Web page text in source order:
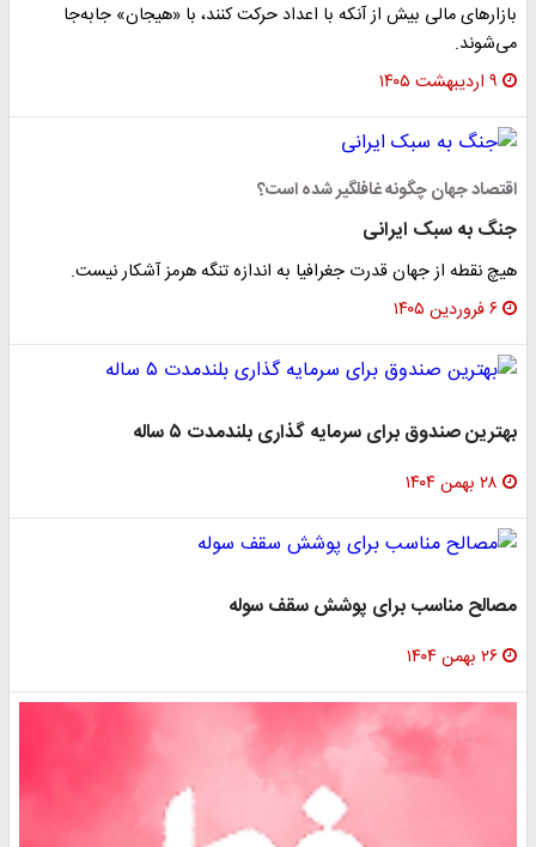
بازارهای مالی بیش از آنکه با اعداد حرکت کنند، با «هیجان» جابه‌جا
می‌شوند.
۹ اردیبهشت ۱۴۰۵
اقتصاد جهان چگونه غافلگیر شده است؟
جنگ به سبک ایرانی
هیچ‌ نقطه از جهان قدرت جغرافیا به اندازه تنگه هرمز آشکار نیست.
۶ فروردین ۱۴۰۵
بهترین صندوق برای سرمایه گذاری بلندمدت ۵ ساله
۲۸ بهمن ۱۴۰۴
مصالح مناسب برای پوشش سقف سوله
۲۶ بهمن ۱۴۰۴